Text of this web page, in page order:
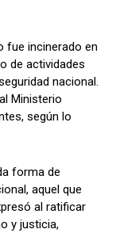
fue incinerado en
de actividades
nacional.
Ministerio
según lo
forma de
aquel que
al ratificar
y justicia,